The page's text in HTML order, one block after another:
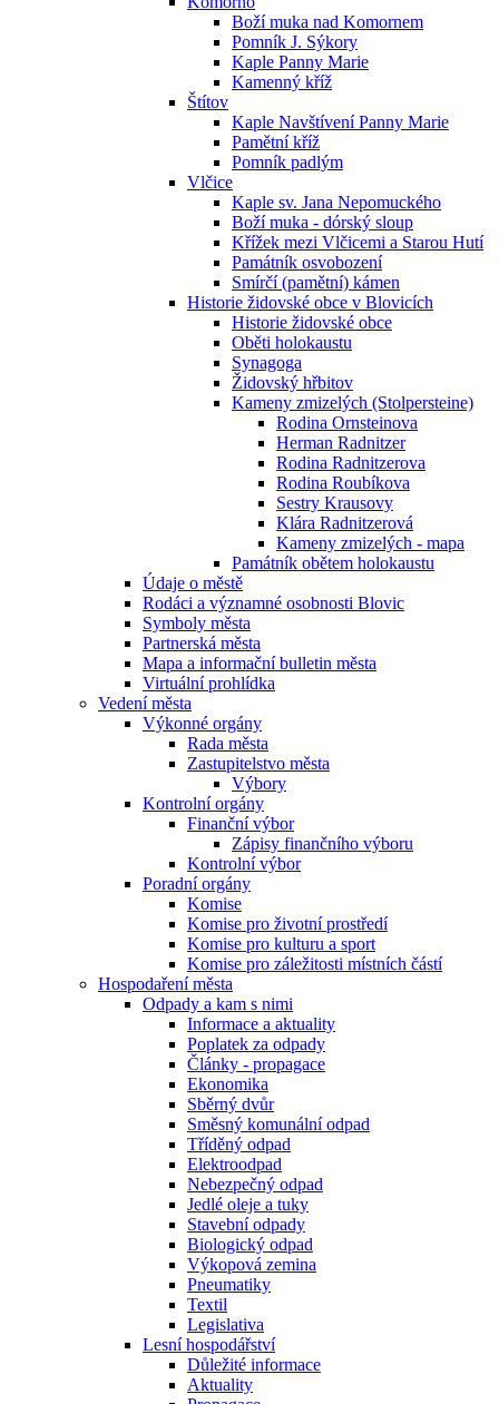
Boží muka nad Komornem
Pomník J. Sýkory
Kaple Panny Marie
Kamenný kříž
Štítov
Kaple Navštívení Panny Marie
Pamětní kříž
Pomník padlým
Vlčice
Kaple sv. Jana Nepomuckého
Boží muka - dórský sloup
Křížek mezi Vlčicemi a Starou Hutí
Památník osvobození
Smírčí (pamětní) kámen
Historie židovské obce v Blovicích
Historie židovské obce
Oběti holokaustu
Synagoga
Židovský hřbitov
Kameny zmizelých (Stolpersteine)
Rodina Ornsteinova
Herman Radnitzer
Rodina Radnitzerova
Rodina Roubíkova
Sestry Krausovy
Klára Radnitzerová
Kameny zmizelých - mapa
Památník obětem holokaustu
Údaje o městě
Rodáci a významné osobnosti Blovic
Symboly města
Partnerská města
Mapa a informační bulletin města
Virtuální prohlídka
Vedení města
Výkonné orgány
Rada města
Zastupitelstvo města
Výbory
Kontrolní orgány
Finanční výbor
Zápisy finančního výboru
Kontrolní výbor
Poradní orgány
Komise
Komise pro životní prostředí
Komise pro kulturu a sport
Komise pro záležitosti místních částí
Hospodaření města
Odpady a kam s nimi
Informace a aktuality
Poplatek za odpady
Články - propagace
Ekonomika
Sběrný dvůr
Směsný komunální odpad
Tříděný odpad
Elektroodpad
Nebezpečný odpad
Jedlé oleje a tuky
Stavební odpady
Biologický odpad
Výkopová zemina
Pneumatiky
Textil
Legislativa
Lesní hospodářství
Důležité informace
Aktuality